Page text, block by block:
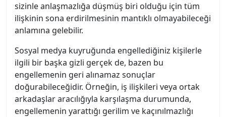
sizinle anlaşmazlığa düşmüş biri olduğu için tüm
ilişkinin sona erdirilmesinin mantıklı olmayabileceği
anlamına gelebilir.
Sosyal medya kuyruğunda engellediğiniz kişilerle
ilgili bir başka gizli gerçek de, bazen bu
engellemenin geri alınamaz sonuçlar
doğurabileceğidir. Örneğin, iş ilişkileri veya ortak
arkadaşlar aracılığıyla karşılaşma durumunda,
engellemenin yarattığı gerilim ve kaçınılmazlığı